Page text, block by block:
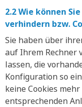
2.2 Wie können
verhindern bzw.
Sie haben über
auf Ihrem Rechner
lassen, die
Konfiguration so
keine Cookies
entsprechenden